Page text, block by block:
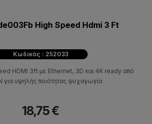
High Speed Hdmi 3 Ft
Κωδικός : 252033
HDMI 3ft με Ethernet, 3D και 4K ready από
για υψηλής ποιότητας ψυχαγωγία
18,75 €